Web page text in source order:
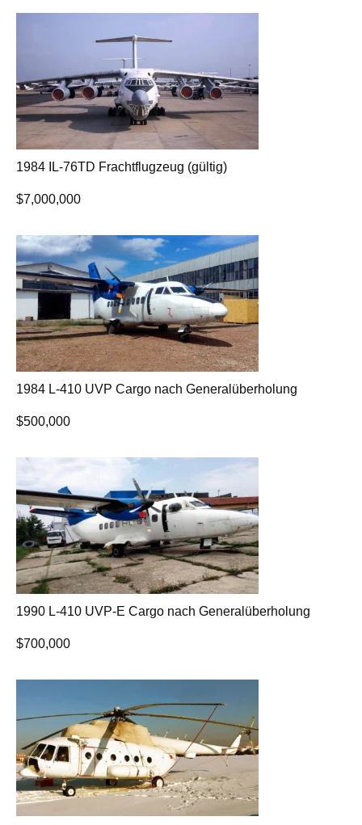
1984 IL-76TD Frachtflugzeug (gültig)
$7,000,000
1984 L-410 UVP Cargo nach Generalüberholung
$500,000
1990 L-410 UVP-E Cargo nach Generalüberholung
$700,000